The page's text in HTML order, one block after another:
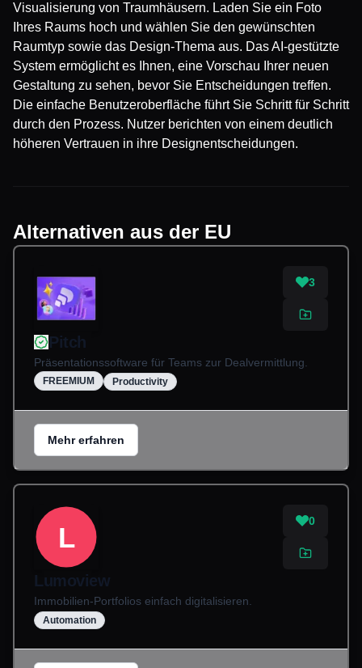
Visualisierung von Traumhäusern. Laden Sie ein Foto
Ihres Raums hoch und wählen Sie den gewünschten
Raumtyp sowie das Design-Thema aus. Das AI-gestützte
System ermöglicht es Ihnen, eine Vorschau Ihrer neuen
Gestaltung zu sehen, bevor Sie Entscheidungen treffen.
Die einfache Benutzeroberfläche führt Sie Schritt für Schritt
durch den Prozess. Nutzer berichten von einem deutlich
höheren Vertrauen in ihre Designentscheidungen.
Alternativen aus der EU
3
Pitch
Präsentationssoftware für Teams zur Dealvermittlung.
FREEMIUM Productivity
Mehr erfahren
L
0
Lumoview
Immobilien-Portfolios einfach digitalisieren.
Automation